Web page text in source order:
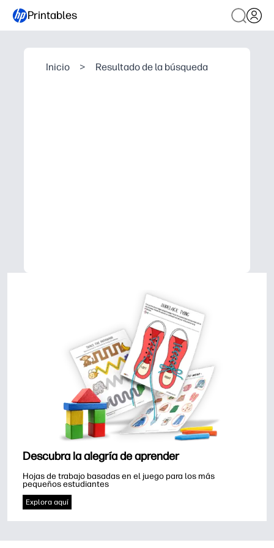
Printables
Inicio > Resultado de la búsqueda
Descubra la alegría de aprender
Hojas de trabajo basadas en el juego para los más
pequeños estudiantes
Explora aquí